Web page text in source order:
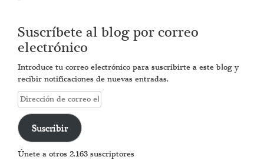
Suscríbete al blog por correo
electrónico
Introduce tu correo electrónico para suscribirte a este blog y
recibir notificaciones de nuevas entradas.
Dirección
de
correo
electrónico
Suscribir
Únete a otros 2.163 suscriptores